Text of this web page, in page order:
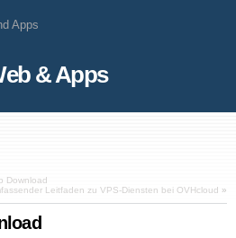
Apps
& Apps
Download
Leitfaden zu VPS-Diensten bei OVHcloud »